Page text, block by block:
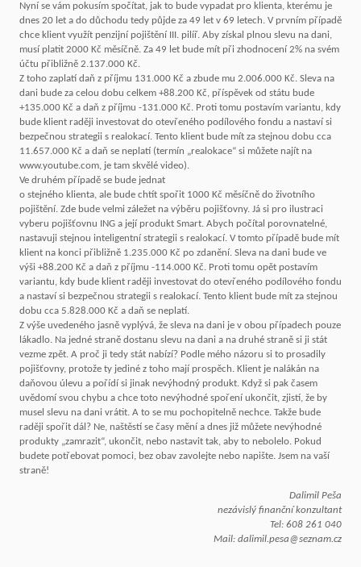
Nyní se vám pokusím spočítat, jak to bude vypadat pro klienta, kterému je
dnes 20 let a do důchodu tedy půjde za 49 let v 69 letech. V prvním případě
chce klient využít penzijní pojištění III. pilíř. Aby získal plnou slevu na dani,
musí platit 2000 Kč měsíčně. Za 49 let bude mít při zhodnocení 2% na svém
účtu přibližně 2.137.000 Kč.
Z toho zaplatí daň z příjmu 131.000 Kč a zbude mu 2.006.000 Kč. Sleva na
dani bude za celou dobu celkem +88.200 Kč, příspěvek od státu bude
+135.000 Kč a daň z příjmu -131.000 Kč. Proti tomu postavím variantu, kdy
bude klient raději investovat do otevřeného podílového fondu a nastaví si
bezpečnou strategii s realokací. Tento klient bude mít za stejnou dobu cca
11.657.000 Kč a daň se neplatí (termín „realokace“ si můžete najít na
www.youtube.com, je tam skvělé video).
Ve druhém případě se bude jednat
o stejného klienta, ale bude chtít spořit 1000 Kč měsíčně do životního
pojištění. Zde bude velmi záležet na výběru pojišťovny. Já si pro ilustraci
vyberu pojišťovnu ING a její produkt Smart. Abych počítal porovnatelné,
nastavuji stejnou inteligentní strategii s realokací. V tomto případě bude mít
klient na konci přibližně 1.235.000 Kč po zdanění. Sleva na dani bude ve
výši +88.200 Kč a daň z příjmu -114.000 Kč. Proti tomu opět postavím
variantu, kdy bude klient raději investovat do otevřeného podílového fondu
a nastaví si bezpečnou strategii s realokací. Tento klient bude mít za stejnou
dobu cca 5.828.000 Kč a daň se neplatí.
Z výše uvedeného jasně vyplývá, že sleva na dani je v obou případech pouze
lákadlo. Na jedné straně dostanu slevu na dani a na druhé straně si ji stát
vezme zpět. A proč ji tedy stát nabízí? Podle mého názoru si to prosadily
pojišťovny, protože ty jediné z toho mají prospěch. Klient je nalákán na
daňovou úlevu a pořídí si jinak nevýhodný produkt. Když si pak časem
uvědomí svou chybu a chce toto nevýhodné spoření ukončit, zjistí, že by
musel slevu na dani vrátit. A to se mu pochopitelně nechce. Takže bude
raději spořit dál? Ne, naštěstí se časy mění a dnes již můžete nevýhodné
produkty „zamrazit“, ukončit, nebo nastavit tak, aby to nebolelo. Pokud
budete potřebovat pomoci, bez obav zavolejte nebo napište. Jsem na vaší
straně!
Dalimil Peša
nezávislý finanční konzultant
Tel: 608 261 040
Mail: dalimil.pesa@seznam.cz